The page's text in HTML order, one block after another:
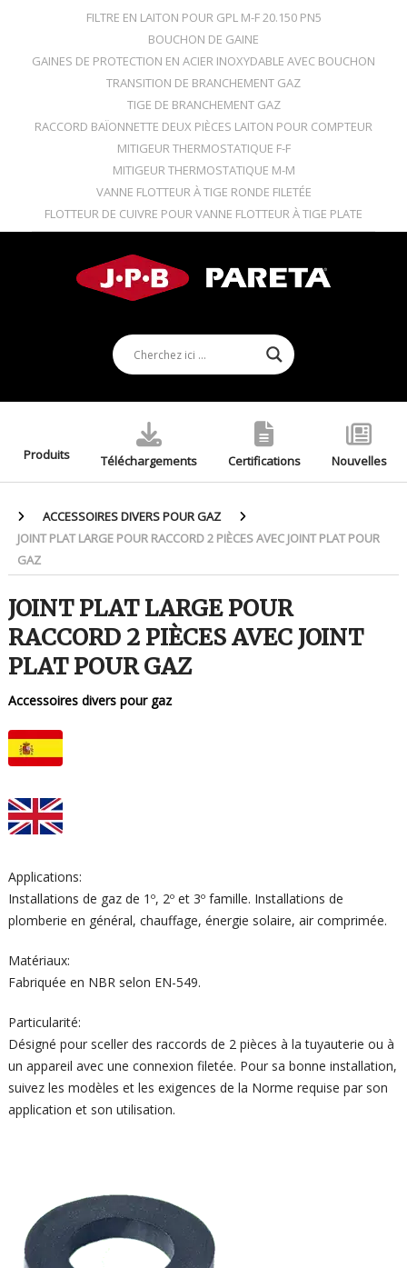
FILTRE EN LAITON POUR GPL M-F 20.150 PN5
BOUCHON DE GAINE
GAINES DE PROTECTION EN ACIER INOXYDABLE AVEC BOUCHON
TRANSITION DE BRANCHEMENT GAZ
TIGE DE BRANCHEMENT GAZ
RACCORD BAÏONNETTE DEUX PIÈCES LAITON POUR COMPTEUR
MITIGEUR THERMOSTATIQUE F-F
MITIGEUR THERMOSTATIQUE M-M
VANNE FLOTTEUR À TIGE RONDE FILETÉE
FLOTTEUR DE CUIVRE POUR VANNE FLOTTEUR À TIGE PLATE
Produits Téléchargements Certifications Nouvelles
ACCESSOIRES DIVERS POUR GAZ
JOINT PLAT LARGE POUR RACCORD 2 PIÈCES AVEC JOINT PLAT POUR
GAZ
JOINT PLAT LARGE POUR
RACCORD 2 PIÈCES AVEC JOINT
PLAT POUR GAZ
Accessoires divers pour gaz
Applications:
Installations de gaz de 1º, 2º et 3º famille. Installations de
plomberie en général, chauffage, énergie solaire, air comprimée.
Matériaux:
Fabriquée en NBR selon EN-549.
Particularité:
Désigné pour sceller des raccords de 2 pièces à la tuyauterie ou à
un appareil avec une connexion filetée. Pour sa bonne installation,
suivez les modèles et les exigences de la Norme requise par son
application et son utilisation.